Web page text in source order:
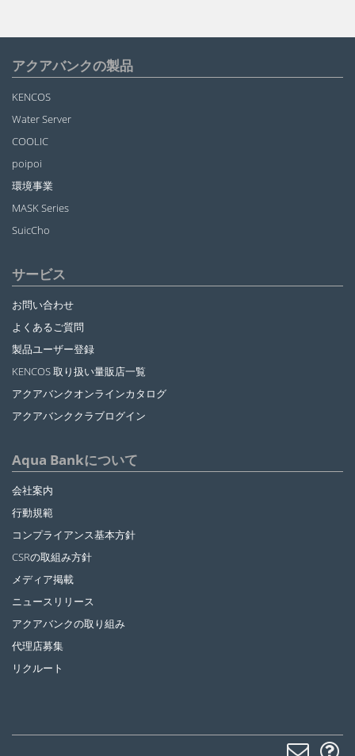
アクアバンクの製品
KENCOS
Water Server
COOLIC
poipoi
環境事業
MASK Series
SuicCho
サービス
お問い合わせ
よくあるご質問
製品ユーザー登録
KENCOS 取り扱い量販店一覧
アクアバンクオンラインカタログ
アクアバンククラブログイン
Aqua Bankについて
会社案内
行動規範
コンプライアンス基本方針
CSRの取組み方針
メディア掲載
ニュースリリース
アクアバンクの取り組み
代理店募集
リクルート